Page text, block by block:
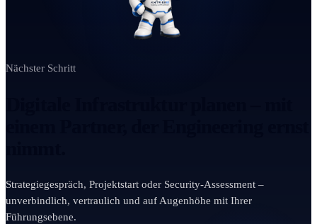
Nächster Schritt
Strategiegespräch, Projektstart oder Security-Assessment –
unverbindlich, vertraulich und auf Augenhöhe mit Ihrer
Führungsebene.